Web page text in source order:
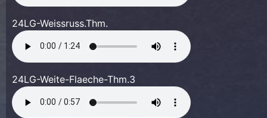
24LG-Weissruss.Thm.
24LG-Weite-Flaeche-Thm.3